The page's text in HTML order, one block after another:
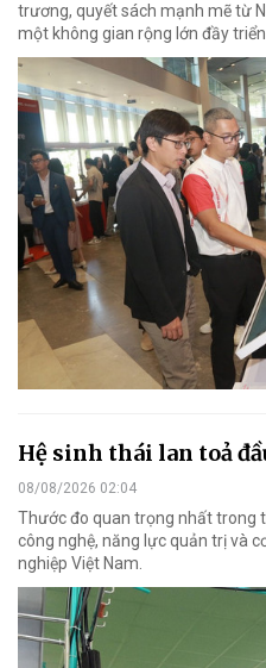
trương, quyết sách mạnh mẽ từ
một không gian rộng lớn đầy
Hệ sinh thái lan toả
08/08/2026 02:04
Thước đo quan trọng nhất trong
công nghệ, năng lực quản trị và
nghiệp Việt Nam.